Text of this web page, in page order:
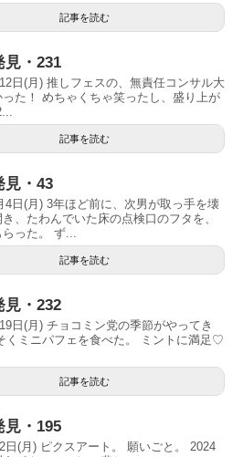
記事を読む
見・231
日(月) 推しフェスの、無責任コンサル大
た！ めちゃくちゃ笑ったし、盛り上が
記事を読む
見・43
4日(月) 3年ほど前に、次男が取っ手を壊
き、たわんでいた床の点検口のフタを、
った。 ず...
記事を読む
見・232
日(月) チョコミン党の季節がやってき
くミニパフェを食べた。 ミントに満足♡
記事を読む
見・195
日(月) ピクスアート。 願いごと。 2024